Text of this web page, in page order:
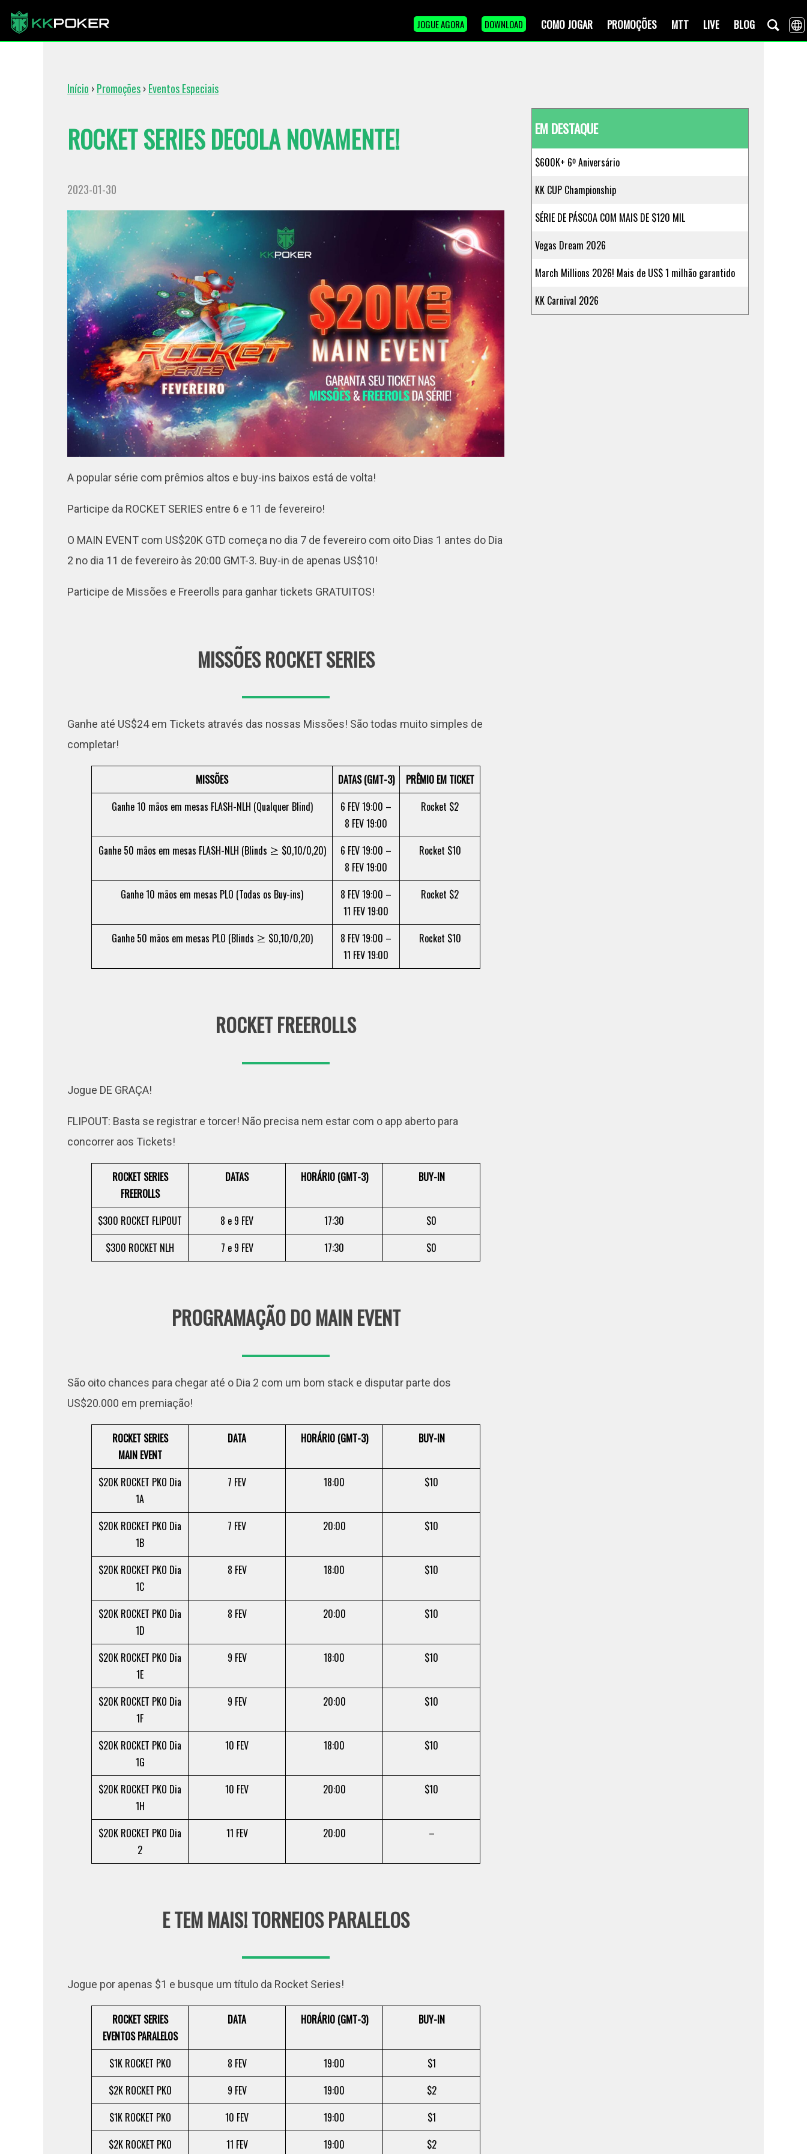
BLOG
LIVE
MTT
PROMOÇÕES
COMO JOGAR
JOGUE AGORA DOWNLOAD
Início ›Promoções›Eventos Especiais
ROCKET SERIES DECOLA NOVAMENTE!
2023-01-30
A popular série com prêmios altos e buy-ins baixos está de volta!
Participe da ROCKET SERIES entre 6 e 11 de fevereiro!
O MAIN EVENT com US$20K GTD começa no dia 7 de fevereiro com oito Dias 1 antes do Dia
2 no dia 11 de fevereiro às 20:00 GMT-3. Buy-in de apenas US$10!
Participe de Missões e Freerolls para ganhar tickets GRATUITOS!
MISSÕES ROCKET SERIES
Ganhe até US$24 em Tickets através das nossas Missões! São todas muito simples de
completar!
MISSÕES DATAS (GMT-3)
PRÊMIO EM TICKET
Ganhe 10 mãos em mesas FLASH-NLH (Qualquer Blind)
6 FEV 19:00 –
8 FEV 19:00
Rocket $2
Ganhe 50 mãos em mesas FLASH-NLH (Blinds ≥ $0,10/0,20)
6 FEV 19:00 –
8 FEV 19:00
Rocket $10
Ganhe 10 mãos em mesas PLO (Todas os Buy-ins)
8 FEV 19:00 –
11 FEV 19:00
Rocket $2
Ganhe 50 mãos em mesas PLO (Blinds ≥ $0,10/0,20)
8 FEV 19:00 –
11 FEV 19:00
Rocket $10
ROCKET FREEROLLS
Jogue DE GRAÇA!
FLIPOUT: Basta se registrar e torcer! Não precisa nem estar com o app aberto para
concorrer aos Tickets!
ROCKET SERIES
FREEROLLS
DATAS HORÁRIO (GMT-3) BUY-IN
$300 ROCKET FLIPOUT 8 e 9 FEV 17:30
$0
$300 ROCKET NLH
7 e 9 FEV 17:30 $0
PROGRAMAÇÃO DO MAIN EVENT
São oito chances para chegar até o Dia 2 com um bom stack e disputar parte dos
US$20.000 em premiação!
ROCKET SERIES
MAIN EVENT
DATA HORÁRIO (GMT-3) BUY-IN
$20K ROCKET PKO Dia
1A
7 FEV 18:00 $10
$20K ROCKET PKO Dia
1B
7 FEV 20:00 $10
$20K ROCKET PKO Dia
1C
8 FEV 18:00 $10
$20K ROCKET PKO Dia
1D
8 FEV 20:00 $10
$20K ROCKET PKO Dia
1E
9 FEV 18:00 $10
$20K ROCKET PKO Dia
1F
9 FEV 20:00 $10
$20K ROCKET PKO Dia
1G
10 FEV 18:00 $10
$20K ROCKET PKO Dia
1H
10 FEV 20:00 $10
$20K ROCKET PKO Dia
2
11 FEV 20:00 –
E TEM MAIS! TORNEIOS PARALELOS
Jogue por apenas $1 e busque um título da Rocket Series!
ROCKET SERIES
EVENTOS PARALELOS
DATA HORÁRIO (GMT-3) BUY-IN
$1K ROCKET PKO 8 FEV 19:00
$1
$2K ROCKET PKO
9 FEV 19:00
$2
$1K ROCKET PKO
10 FEV 19:00
$1
$2K ROCKET PKO
11 FEV 19:00 $2
EM DESTAQUE
$600K+ 6º Aniversário
KK CUP Championship
SÉRIE DE PÁSCOA COM MAIS DE $120 MIL
Vegas Dream 2026
March Millions 2026! Mais de US$ 1 milhão garantido
KK Carnival 2026